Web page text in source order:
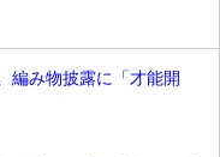
編み物披露に「才能開